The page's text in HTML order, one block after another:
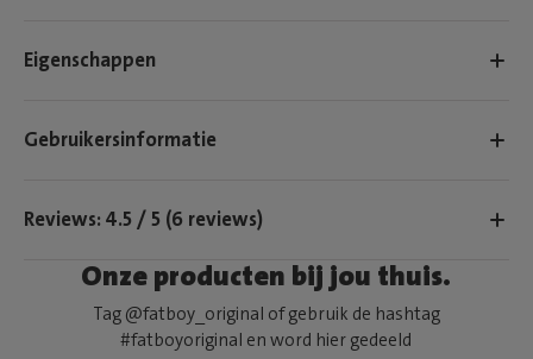
Eigenschappen
Gebruikersinformatie
Reviews: 4.5 / 5 (6 reviews)
Onze producten bij jou thuis.
Tag @fatboy_original of gebruik de hashtag
#fatboyoriginal en word hier gedeeld